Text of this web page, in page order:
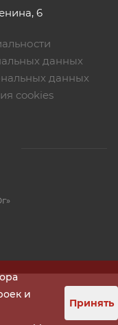
6
данных
данных
cookies
и
Принять